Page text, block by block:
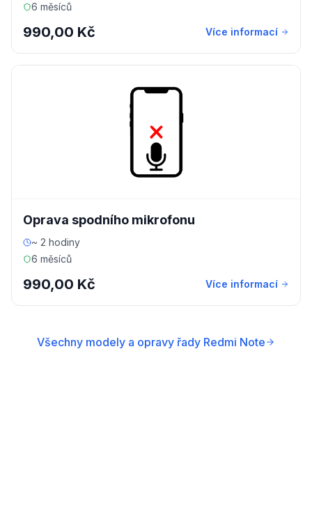
6 měsíců
990,00 Kč Více informací
Oprava spodního mikrofonu
~ 2 hodiny
6 měsíců
990,00 Kč Více informací
Všechny modely a opravy řady Redmi Note